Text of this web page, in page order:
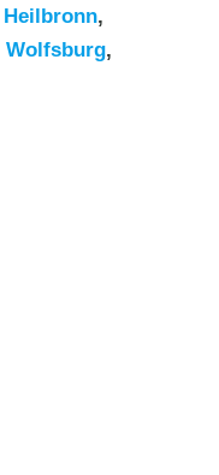
Heilbronn,
Wolfsburg,